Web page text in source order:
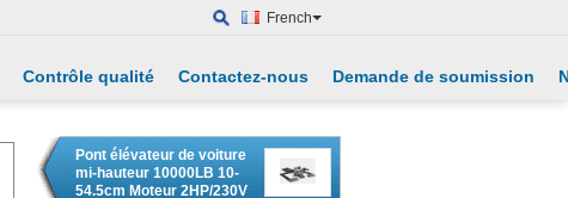
French
Contrôle qualité Contactez-nous Demande de soumission
Pont élévateur de voiture
mi-hauteur 10000LB 10-
54.5cm Moteur 2HP/230V